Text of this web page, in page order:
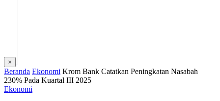
×
Beranda Ekonomi Krom Bank Catatkan Peningkatan Nasabah
230% Pada Kuartal III 2025
Ekonomi